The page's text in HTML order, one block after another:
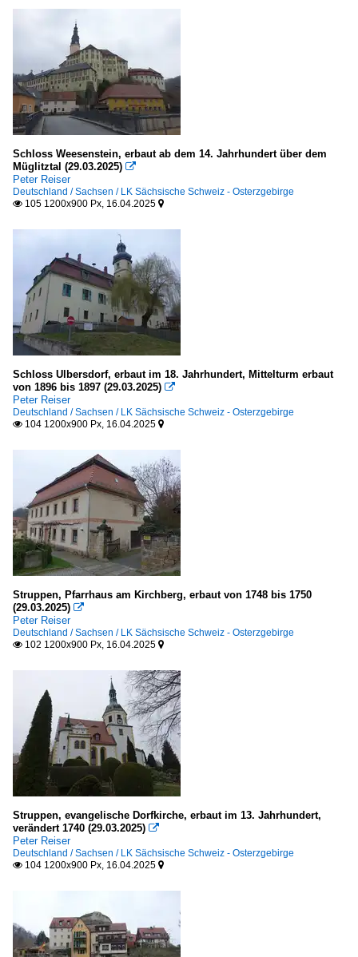
Hotels
Deutschland
Industrieanlagen
Deutschland
Rathäuser, Parlaments- und Regierungsgebäude
Deutschland
Torbauten
Deutschland
Türme
Deutschland
Wasserbauten
Wassertürme
Brunnen, Denkmäler etc.
Brunnen
Deutschland
Kunstwerke
Deutschland
Deutschland
Deutschland
Galerien
Postmeilensäulen,Wegesäulen
Galerien
Kanaldeckel-Gullideckel
Verkehrsbauwerke
2016
2017
2019
2020
2021
2025
Schloss Weesenstein, erbaut ab dem 14. Jahrhundert über dem
Müglitztal (29.03.2025) 
Peter Reiser
Deutschland / Sachsen / LK Sächsische Schweiz - Osterzgebirge
 105 1200x900 Px, 16.04.2025 
Schloss Ulbersdorf, erbaut im 18. Jahrhundert, Mittelturm erbaut
von 1896 bis 1897 (29.03.2025) 
Peter Reiser
Deutschland / Sachsen / LK Sächsische Schweiz - Osterzgebirge
 104 1200x900 Px, 16.04.2025 
Struppen, Pfarrhaus am Kirchberg, erbaut von 1748 bis 1750
(29.03.2025) 
Peter Reiser
Deutschland / Sachsen / LK Sächsische Schweiz - Osterzgebirge
 102 1200x900 Px, 16.04.2025 
Struppen, evangelische Dorfkirche, erbaut im 13. Jahrhundert,
verändert 1740 (29.03.2025) 
Peter Reiser
Deutschland / Sachsen / LK Sächsische Schweiz - Osterzgebirge
 104 1200x900 Px, 16.04.2025 